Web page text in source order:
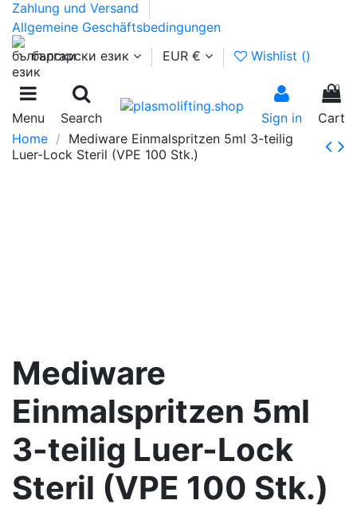
Zahlung und Versand
Allgemeine Geschäftsbedingungen
български език
EUR € Wishlist ()
Menu Search Sign in
0
Cart
Home
Mediware Einmalspritzen 5ml 3-teilig
Luer-Lock Steril (VPE 100 Stk.)
Mediware
Einmalspritzen 5ml
3-teilig Luer-Lock
Steril (VPE 100 Stk.)